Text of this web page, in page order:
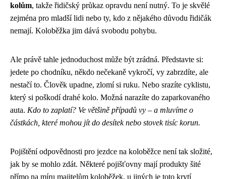
kolům, takže řidičský průkaz opravdu není nutný. To je skvělé
zejména pro mladší lidi nebo ty, kdo z nějakého důvodu řidičák
nemají. Koloběžka jim dává svobodu pohybu.
Ale právě tahle jednoduchost může být zrádná. Představte si:
jedete po chodníku, někdo nečekaně vykročí, vy zabrzdíte, ale
nestačí to. Člověk upadne, zlomí si ruku. Nebo srazíte cyklistu,
který si poškodí drahé kolo. Možná narazíte do zaparkovaného
auta. Kdo to zaplatí? Ve většině případů vy – a mluvíme o
částkách, které mohou jít do desítek nebo stovek tisíc korun.
Pojištění odpovědnosti pro jezdce na koloběžce není tak složité,
jak by se mohlo zdát. Některé pojišťovny mají produkty šité
přímo na míru majitelům koloběžek, u jiných je toto krytí